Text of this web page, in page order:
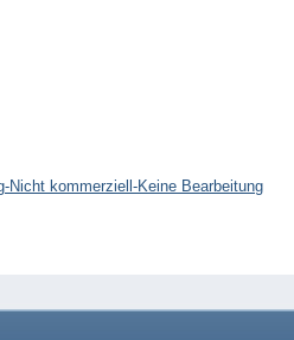
Nicht kommerziell-Keine Bearbeitung